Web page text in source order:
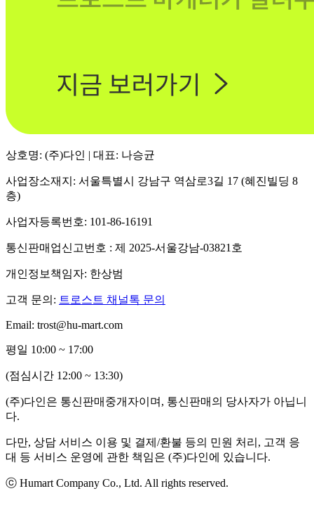
상호명: (주)다인 | 대표: 나승균
사업장소재지: 서울특별시 강남구 역삼로3길 17 (혜진빌딩 8
층)
사업자등록번호: 101-86-16191
통신판매업신고번호 : 제 2025-서울강남-03821호
개인정보책임자: 한상범
고객 문의: 트로스트 채널톡 문의
Email: trost@hu-mart.com
평일 10:00 ~ 17:00
(점심시간 12:00 ~ 13:30)
(주)다인은 통신판매중개자이며, 통신판매의 당사자가 아닙니
다.
다만, 상담 서비스 이용 및 결제/환불 등의 민원 처리, 고객 응
대 등 서비스 운영에 관한 책임은 (주)다인에 있습니다.
ⓒ Humart Company Co., Ltd. All rights reserved.